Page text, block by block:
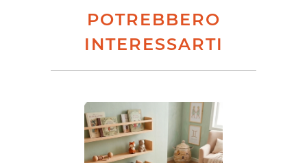
POTREBBERO
INTERESSARTI